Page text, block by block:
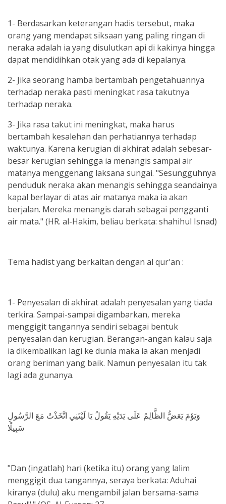
1- Berdasarkan keterangan hadis tersebut, maka
orang yang mendapat siksaan yang paling ringan di
neraka adalah ia yang disulutkan api di kakinya hingga
dapat mendidihkan otak yang ada di kepalanya.
2- Jika seorang hamba bertambah pengetahuannya
terhadap neraka pasti meningkat rasa takutnya
terhadap neraka.
3- Jika rasa takut ini meningkat, maka harus
bertambah kesalehan dan perhatiannya terhadap
waktunya. Karena kerugian di akhirat adalah sebesar-
besar kerugian sehingga ia menangis sampai air
matanya menggenang laksana sungai. "Sesungguhnya
penduduk neraka akan menangis sehingga seandainya
kapal berlayar di atas air matanya maka ia akan
berjalan. Mereka menangis darah sebagai pengganti
air mata." (HR. al-Hakim, beliau berkata: shahihul Isnad)
Tema hadist yang berkaitan dengan al qur'an :
1- Penyesalan di akhirat adalah penyesalan yang tiada
terkira. Sampai-sampai digambarkan, mereka
menggigit tangannya sendiri sebagai bentuk
penyesalan dan kerugian. Berangan-angan kalau saja
ia dikembalikan lagi ke dunia maka ia akan menjadi
orang beriman yang baik. Namun penyesalan itu tak
lagi ada gunanya.
وَيَوْمَ يَعَضُّ الظَّالِمُ عَلَى يَدَيْهِ يَقُولُ يَا لَيْتَنِي اتَّخَذْتُ مَعَ الرَّسُولِ
سَبِيلًا
"Dan (ingatlah) hari (ketika itu) orang yang lalim
menggigit dua tangannya, seraya berkata: Aduhai
kiranya (dulu) aku mengambil jalan bersama-sama